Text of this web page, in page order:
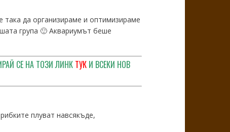
да организираме и оптимизираме
група 🙂 Аквариумът беше
СЕ НА ТОЗИ ЛИНК ТУК И ВСЕКИ НОВ
плуват навсякъде,